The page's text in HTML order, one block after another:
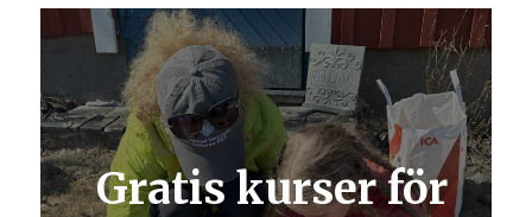
Gratis kurser för